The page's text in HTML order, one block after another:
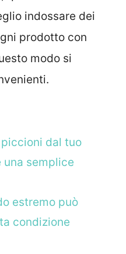
indossare dei
prodotto con
modo si
dal tuo
una semplice
estremo può
condizione